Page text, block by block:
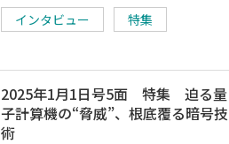
インタビュー 特集
2025年1月1日号5面 特集 迫る量
子計算機の“脅威”、根底覆る暗号技
術